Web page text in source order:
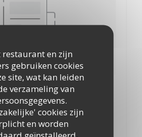
restaurant en zijn
gebruiken cookies
site, wat kan leiden
verzameling van
cookies zijn
en worden
d'emploi(s) à Clichy,
dans son assiette